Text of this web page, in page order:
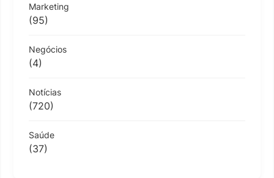
Marketing
(95)
Negócios
(4)
Notícias
(720)
Saúde
(37)